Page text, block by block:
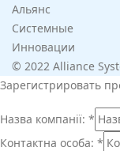
Альянс
Системные
Инновации
© 2022 Alliance
Зарегистрировать
Назва компанії: *
Контактна особа: *